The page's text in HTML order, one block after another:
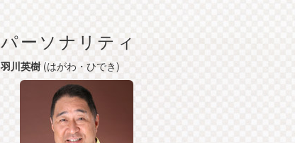
パーソナリティ
羽川英樹(はがわ・ひでき)